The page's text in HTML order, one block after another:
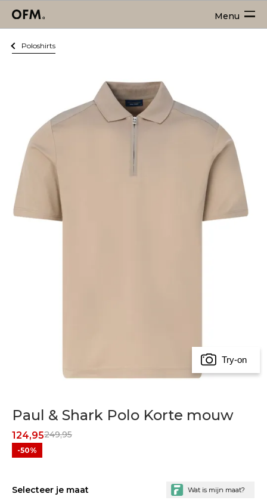
Menu
Poloshirts
Paul & Shark Polo Korte mouw
249,95
124,95
-50%
Selecteer je maat
Try-on